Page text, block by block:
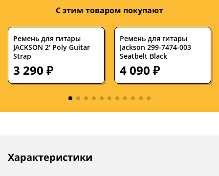
С этим товаром покупают
Ремень для гитары
JACKSON 2' Poly Guitar
Strap
3 290 ₽
Ремень для гитары
Jackson 299-7474-003
Seatbelt Black
4 090 ₽
Описание
Характеристики
Инструкции